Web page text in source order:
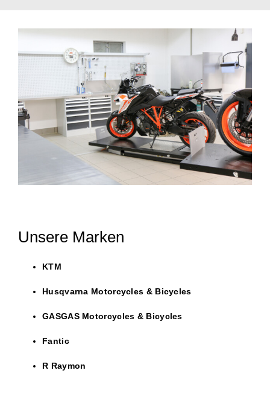
Unsere Marken
KTM
Husqvarna Motorcycles & Bicycles
GASGAS Motorcycles & Bicycles
Fantic
R Raymon